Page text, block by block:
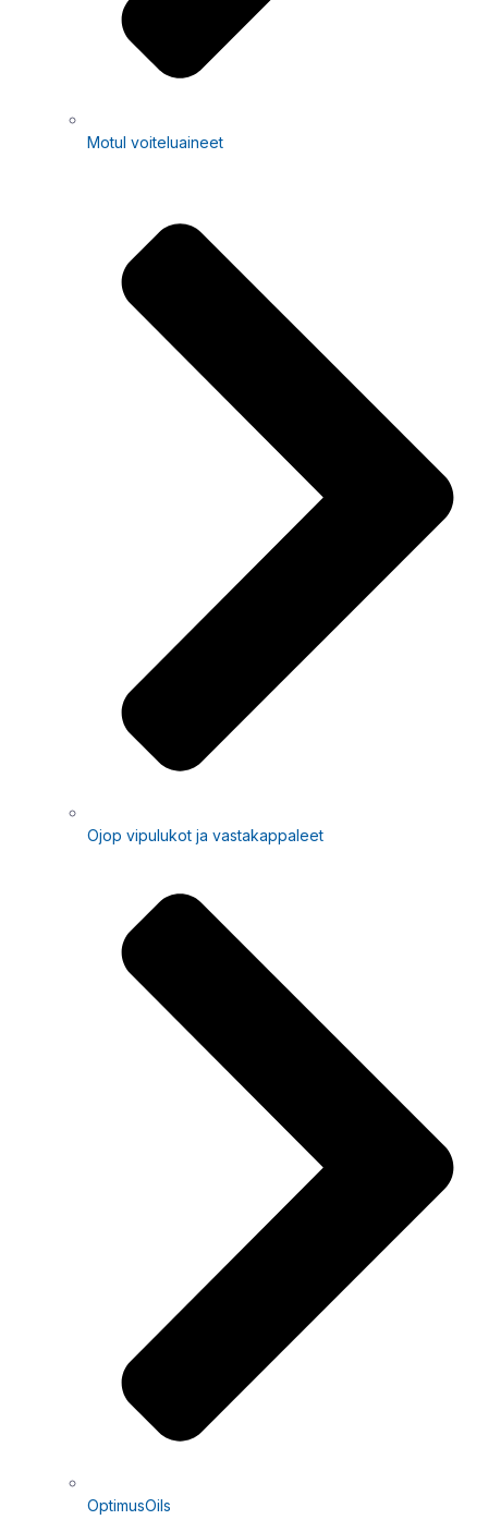
Motul voiteluaineet
Ojop vipulukot ja vastakappaleet
OptimusOils